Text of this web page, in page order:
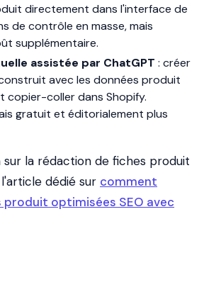
directement dans l'interface de
de contrôle en masse, mais
supplémentaire.
assistée par ChatGPT : créer
avec les données produit
copier-coller dans Shopify.
gratuit et éditorialement plus
sur la rédaction de fiches produit
dédié sur comment
produit optimisées SEO avec